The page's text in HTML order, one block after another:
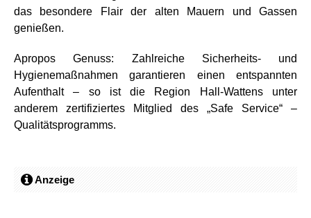
das besondere Flair der alten Mauern und Gassen
genießen.
Apropos Genuss: Zahlreiche Sicherheits- und
Hygienemaßnahmen garantieren einen entspannten
Aufenthalt – so ist die Region Hall-Wattens unter
anderem zertifiziertes Mitglied des „Safe Service“ –
Qualitätsprogramms.
Anzeige